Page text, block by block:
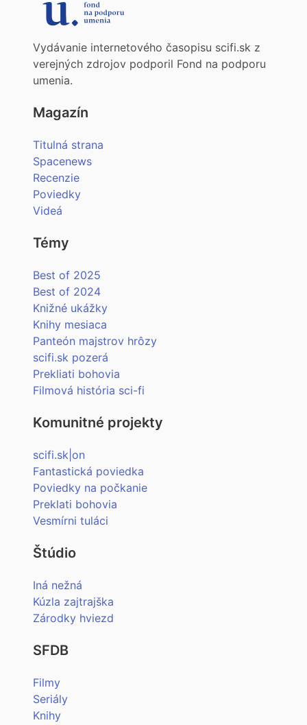
Vydávanie internetového časopisu scifi.sk z
verejných zdrojov podporil Fond na podporu
umenia.
Magazín
Titulná strana
Spacenews
Recenzie
Poviedky
Videá
Témy
Best of 2025
Best of 2024
Knižné ukážky
Knihy mesiaca
Panteón majstrov hrôzy
scifi.sk pozerá
Prekliati bohovia
Filmová história sci-fi
Komunitné projekty
scifi.sk|on
Fantastická poviedka
Poviedky na počkanie
Preklati bohovia
Vesmírni tuláci
Štúdio
Iná nežná
Kúzla zajtrajška
Zárodky hviezd
SFDB
Filmy
Seriály
Knihy